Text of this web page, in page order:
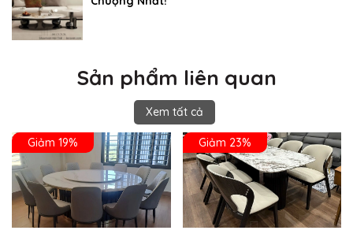
Sản phẩm liên quan
Xem tất cả
Giảm 19% Giảm 23%